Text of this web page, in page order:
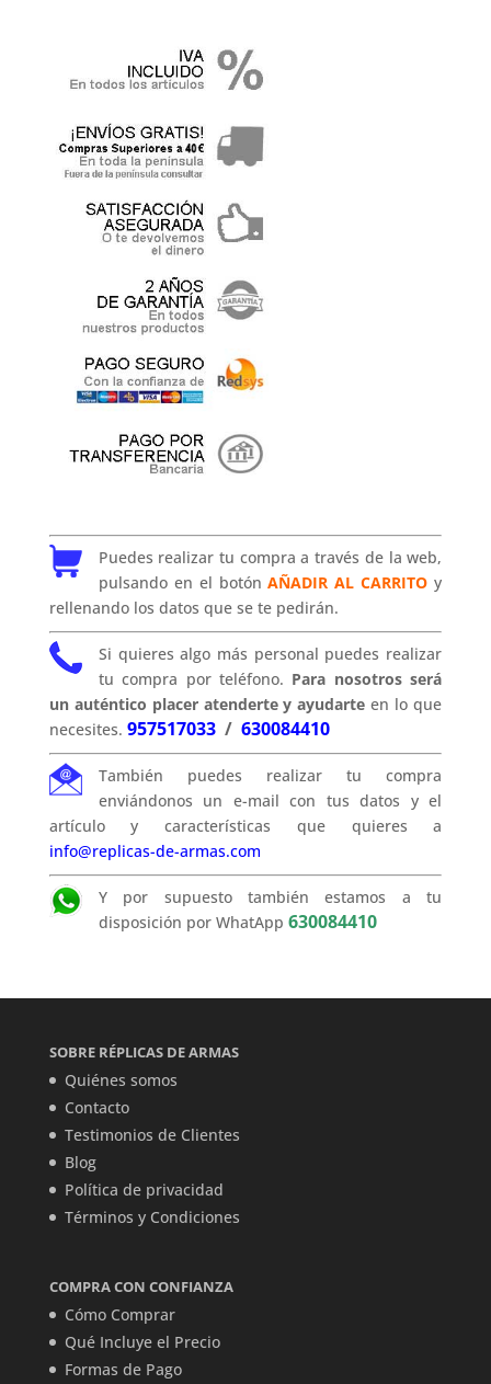
Puedes realizar tu compra a través de la web,
pulsando en el botónAÑADIR AL CARRITO y
rellenando los datos que se te pedirán.
Si quieres algo más personal puedes realizar
tu compra por teléfono. Para nosotros será
un auténtico placer atenderte y ayudarte en lo que
necesites. 957517033/ 630084410
También puedes realizar tu compra
enviándonos un e-mail con tus datos y el
artículo y características que quieres a
info@replicas-de-armas.com
Y por supuesto también estamos a tu
disposición por WhatApp 630084410
SOBRE RÉPLICAS DE ARMAS
Quiénes somos
Contacto
Testimonios de Clientes
Blog
Política de privacidad
Términos y Condiciones
COMPRA CON CONFIANZA
Cómo Comprar
Qué Incluye el Precio
Formas de Pago